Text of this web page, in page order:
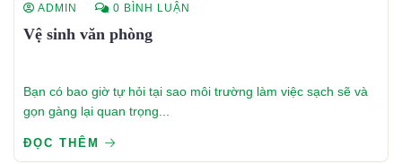
ADMIN 0 BÌNH LUẬN
Vệ sinh văn phòng
Bạn có bao giờ tự hỏi tại sao môi trường làm việc sạch sẽ và
gọn gàng lại quan trọng...
ĐỌC THÊM